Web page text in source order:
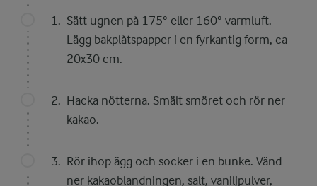
Sätt ugnen på 175° eller 160° varmluft.
Lägg bakplåtspapper i en fyrkantig form, ca
20x30 cm.
Hacka nötterna. Smält smöret och rör ner
kakao.
Rör ihop ägg och socker i en bunke. Vänd
ner kakaoblandningen, salt, vaniljpulver,